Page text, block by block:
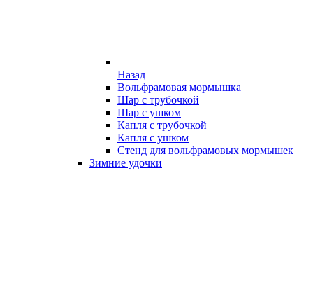
Назад
Вольфрамовая мормышка
Шар с трубочкой
Шар с ушком
Капля с трубочкой
Капля с ушком
Стенд для вольфрамовых мормышек
Зимние удочки